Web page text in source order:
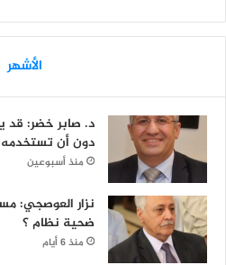
الأشهر
د. صابر خضر: قد
دون أن
منذ أسبوعين
نزار العوصجي:
ضحية نظام ؟
منذ 6 أيام